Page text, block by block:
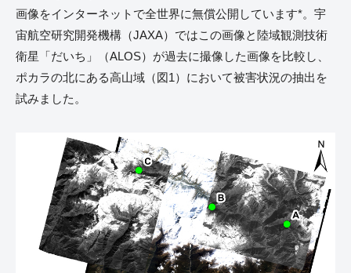
画像をインターネットで全世界に無償公開しています*。宇
宙航空研究開発機構（JAXA）ではこの画像と陸域観測技術
衛星「だいち」（ALOS）が過去に撮像した画像を比較し、
ポカラの北にある高山域（図1）において被害状況の抽出を
試みました。